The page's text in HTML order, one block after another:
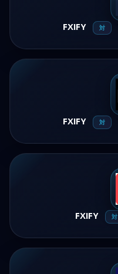
FXIFY 対
FXIFY 対
FXIFY 対